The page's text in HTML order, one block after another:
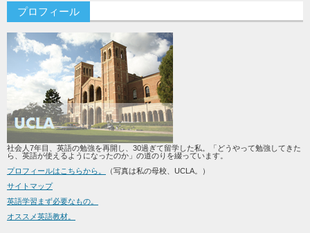
プロフィール
社会人7年目、英語の勉強を再開し、30過ぎて留学した私。「どうやって勉強してきた
ら、英語が使えるようになったのか」の道のりを綴っています。
プロフィールはこちらから。
（写真は私の母校、UCLA。）
サイトマップ
英語学習まず必要なもの。
オススメ英語教材。